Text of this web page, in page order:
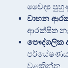
වෛද්‍ය
වාහන
ආරක්ෂිත
පෞද්ගලික
පර්යේෂණය
වළකින්න